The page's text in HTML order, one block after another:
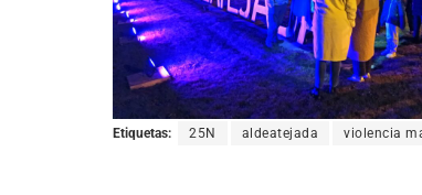
Etiquetas: 25N aldeatejada violencia